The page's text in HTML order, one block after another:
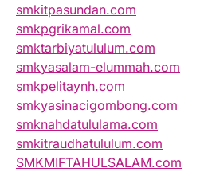
smkitpasundan.com
smkpgrikamal.com
smktarbiyatululum.com
smkyasalam-elummah.com
smkpelitaynh.com
smkyasinacigombong.com
smknahdatululama.com
smkitraudhatululum.com
SMKMIFTAHULSALAM.com